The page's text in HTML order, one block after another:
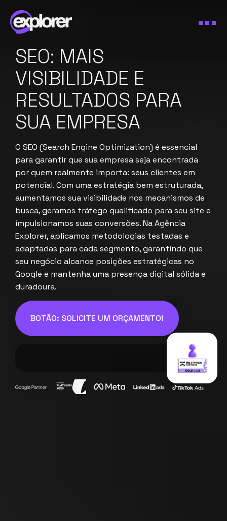
SEO: MAIS
VISIBILIDADE E
RESULTADOS PARA
SUA EMPRESA
O SEO (Search Engine Optimization) é essencial
para garantir que sua empresa seja encontrada
por quem realmente importa: seus clientes em
potencial. Com uma estratégia bem estruturada,
aumentamos sua visibilidade nos mecanismos de
busca, geramos tráfego qualificado para seu site e
impulsionamos suas conversões. Na Agência
Explorer, aplicamos metodologias testadas e
adaptadas para cada segmento, garantindo que
seu negócio alcance posições estratégicas no
Google e mantenha uma presença digital sólida e
duradoura.
BOTÃO: SOLICITE UM ORÇAMENTO!